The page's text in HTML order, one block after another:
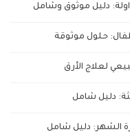
دليل موثوق وشامل
حلول موثوقة
لعلاج الأرق
دليل شامل
الشهر: دليل شامل